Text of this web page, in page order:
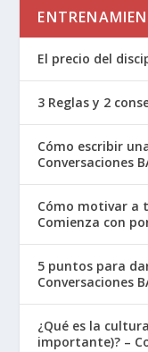
El precio del
3 Reglas y 2
Cómo escribir
Conversaciones
Cómo motivar a
Comienza con
5 puntos para
Conversaciones
¿Qué es la
importante)? –